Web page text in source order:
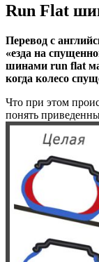
Run Flat
Перевод с
«езда на
шинами run flat
когда колесо
Что при этом
понять